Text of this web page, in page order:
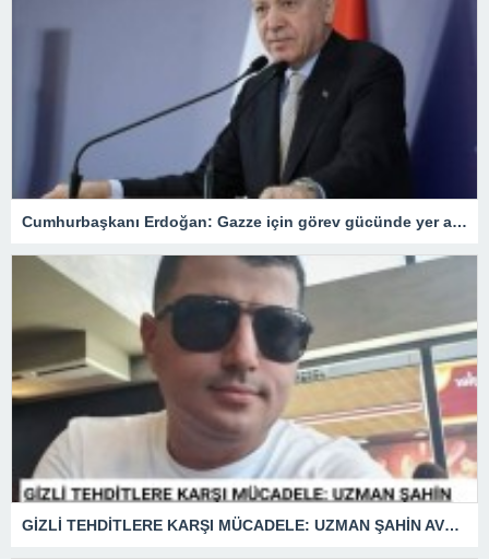
Cumhurbaşkanı Erdoğan: Gazze için görev gücünde yer alacağız.
GİZLİ TEHDİTLERE KARŞI MÜCADELE: UZMAN ŞAHİN AVŞAR ANLATIYOR – “İSTİHBARATA KARŞI KOYMADAN VAZGEÇMEK, KAPINIZI AÇIK BIRAKMAK GİBİDİR!”